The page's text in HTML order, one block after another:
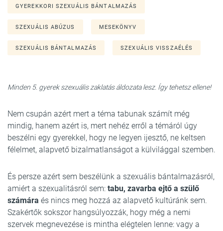
GYEREKKORI SZEXUÁLIS BÁNTALMAZÁS
SZEXUÁLIS ABÚZUS MESEKÖNYV
SZEXUÁLIS BÁNTALMAZÁS SZEXUÁLIS VISSZAÉLÉS
Minden 5. gyerek szexuális zaklatás áldozata lesz. Így tehetsz ellene!
Nem csupán azért mert a téma tabunak számít még
mindig, hanem azért is, mert nehéz erről a témáról úgy
beszélni egy gyerekkel, hogy ne legyen ijesztő, ne keltsen
félelmet, alapvető bizalmatlanságot a külvilággal szemben.
És persze azért sem beszélünk a szexuális bántalmazásról,
amiért a szexualitásról sem: tabu, zavarba ejtő a szülő
számára és nincs meg hozzá az alapvető kultúránk sem.
Szakértők sokszor hangsúlyozzák, hogy még a nemi
szervek megnevezése is mintha elégtelen lenne: vagy a